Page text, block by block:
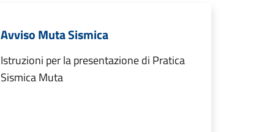
Avviso Muta Sismica
Istruzioni per la presentazione di Pratica
Sismica Muta